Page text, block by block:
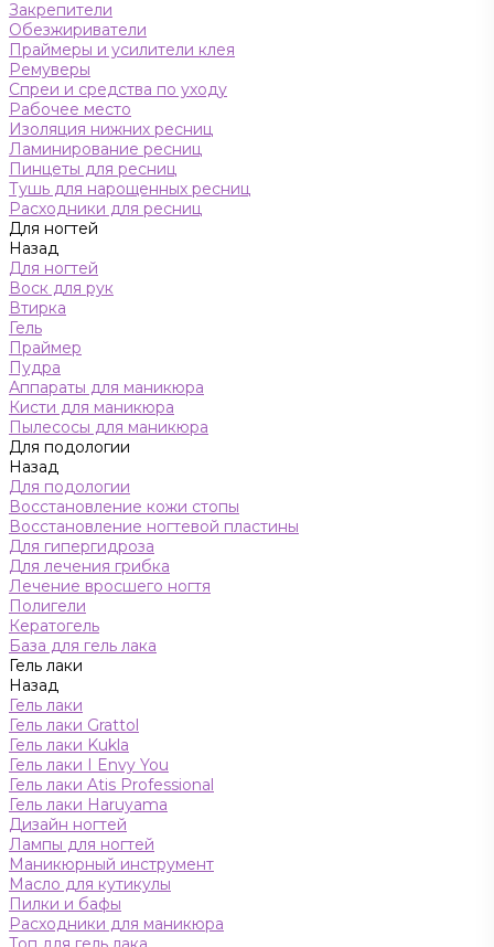
Закрепители
Обезжириватели
Праймеры и усилители клея
Ремуверы
Спреи и средства по уходу
Рабочее место
Изоляция нижних ресниц
Ламинирование ресниц
Пинцеты для ресниц
Тушь для нарощенных ресниц
Расходники для ресниц
Для ногтей
Назад
Для ногтей
Воск для рук
Втирка
Гель
Праймер
Пудра
Аппараты для маникюра
Кисти для маникюра
Пылесосы для маникюра
Для подологии
Назад
Для подологии
Восстановление кожи стопы
Восстановление ногтевой пластины
Для гипергидроза
Для лечения грибка
Лечение вросшего ногтя
Полигели
Кератогель
База для гель лака
Гель лаки
Назад
Гель лаки
Гель лаки Grattol
Гель лаки Kukla
Гель лаки I Envy You
Гель лаки Atis Professional
Гель лаки Haruyama
Дизайн ногтей
Лампы для ногтей
Маникюрный инструмент
Масло для кутикулы
Пилки и бафы
Расходники для маникюра